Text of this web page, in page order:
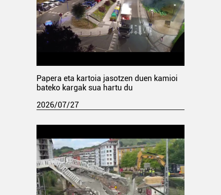
Papera eta kartoia jasotzen duen kamioi
bateko kargak sua hartu du
2026/07/27